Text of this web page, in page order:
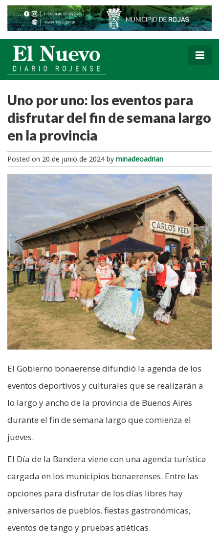
Uno por uno: los eventos para
disfrutar del fin de semana largo
en la provincia
Posted on 20 de junio de 2024 by minadeoadrian
El Gobierno bonaerense difundió la agenda de los
eventos deportivos y culturales que se realizarán a
lo largo y ancho de la provincia de Buenos Aires
durante el fin de semana largo que comienza el
jueves.
El Día de la Bandera viene con una agenda turística
cargada en los municipios bonaerenses. Entre las
opciones para disfrutar de los días libres hay
aniversarios de pueblos, fiestas gastronómicas,
eventos de tango y pruebas atléticas.